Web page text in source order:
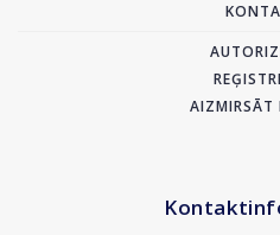
AIZMIRSĀT